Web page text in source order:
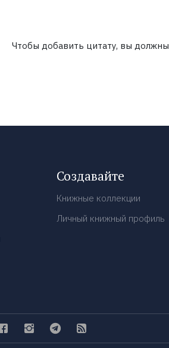
Чтобы добавить цитату, вы должны
Создавайте
Книжные коллекции
Личный книжный профиль